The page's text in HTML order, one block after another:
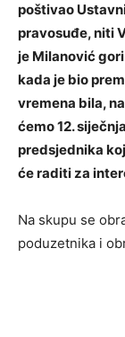
poštivao
pravosuđe, niti
je Milanović
kada je bio
vremena bila,
ćemo 12.
predsjednika
će raditi za
Na skupu se
poduzetnika i